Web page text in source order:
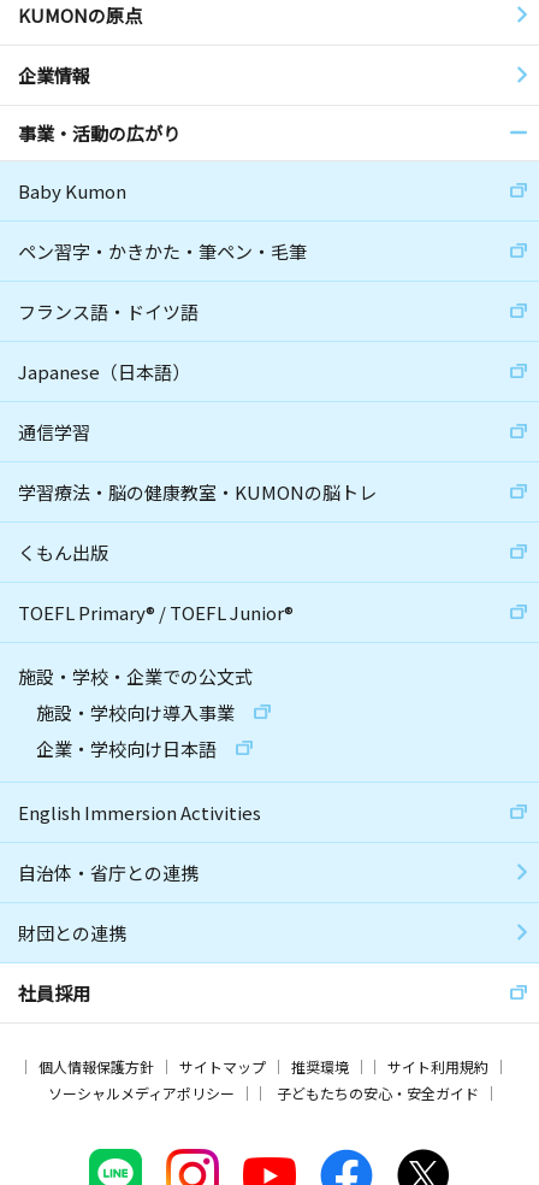
KUMONの原点
企業情報
事業・活動の広がり
Baby Kumon
ペン習字・かきかた・筆ペン・毛筆
フランス語・ドイツ語
Japanese（日本語）
通信学習
学習療法・脳の健康教室・KUMONの脳トレ
くもん出版
TOEFL Primary® /TOEFL Junior®
施設・学校・企業での公文式
施設・学校向け導入事業
企業・学校向け日本語
English Immersion Activities
自治体・省庁との連携
財団との連携
社員採用
個人情報保護方針 サイトマップ 推奨環境
サイト利用規約
ソーシャルメディアポリシー
子どもたちの安心・安全ガイド